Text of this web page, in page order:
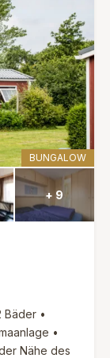
BUNGALOW
+ 9
Bäder •
•
Nähe des